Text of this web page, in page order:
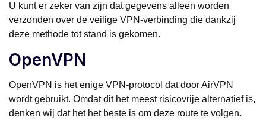
U kunt er zeker van zijn dat gegevens alleen worden
verzonden over de veilige VPN-verbinding die dankzij
deze methode tot stand is gekomen.
OpenVPN
OpenVPN is het enige VPN-protocol dat door AirVPN
wordt gebruikt. Omdat dit het meest risicovrije alternatief is,
denken wij dat het het beste is om deze route te volgen.